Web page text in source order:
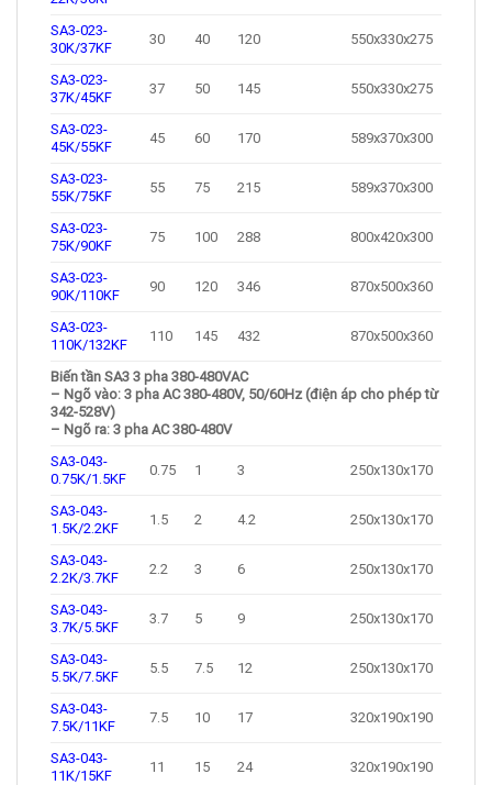
SA3-023-
30K/37KF
30 40 120 550x330x275
SA3-023-
37K/45KF
37 50 145 550x330x275
SA3-023-
45K/55KF
45 60 170 589x370x300
SA3-023-
55K/75KF
55 75 215 589x370x300
SA3-023-
75K/90KF
75 100 288 800x420x300
SA3-023-
90K/110KF
90 120 346 870x500x360
SA3-023-
110K/132KF
110 145 432 870x500x360
Biến tần SA3 3 pha 380-480VAC
– Ngõ vào: 3 pha AC 380-480V, 50/60Hz (điện áp cho phép từ
342-528V)
– Ngõ ra: 3 pha AC 380-480V
SA3-043-
0.75K/1.5KF
0.75 1 3 250x130x170
SA3-043-
1.5K/2.2KF
1.5 2 4.2 250x130x170
SA3-043-
2.2K/3.7KF
2.2 3 6 250x130x170
SA3-043-
3.7K/5.5KF
3.7 5 9 250x130x170
SA3-043-
5.5K/7.5KF
5.5 7.5 12 250x130x170
SA3-043-
7.5K/11KF
7.5 10 17 320x190x190
SA3-043-
11K/15KF
11 15 24 320x190x190